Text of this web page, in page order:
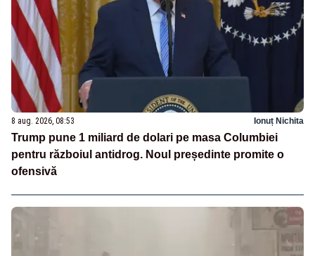
8 aug. 2026, 08:53 Ionuț Nichita
Trump pune 1 miliard de dolari pe masa Columbiei
pentru războiul antidrog. Noul președinte promite o
ofensivă